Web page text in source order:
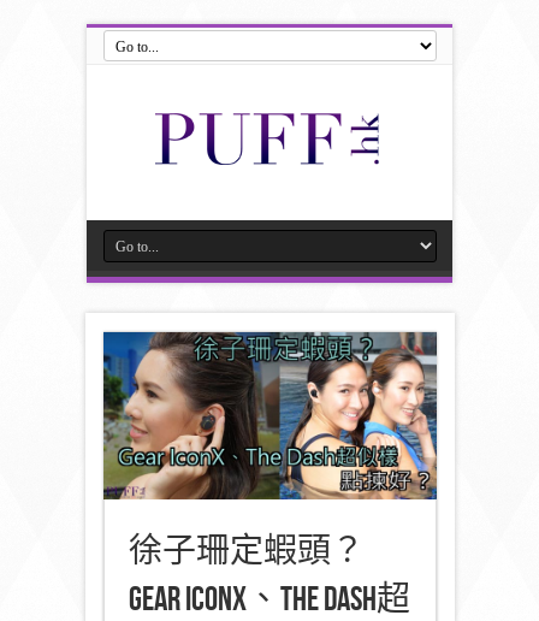
徐子珊定蝦頭？
Gear IconX、The Dash超